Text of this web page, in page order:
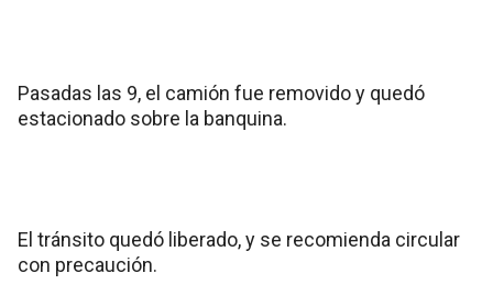
Pasadas las 9, el camión fue removido y quedó
estacionado sobre la banquina.
El tránsito quedó liberado, y se recomienda circular
con precaución.